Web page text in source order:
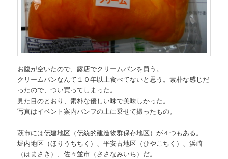
お腹が空いたので、露店でクリームパンを買う。
クリームパンなんて１０年以上食べてないと思う。素朴な感じだ
ったので、つい買ってしまった。
見た目のとおり、素朴な優しい味で美味しかった。
写真はイベント案内パンフの上に乗せて撮ったもの。
萩市には伝建地区（伝統的建造物群保存地区）が４つもある。
堀内地区（ほりうちちく）、平安古地区（ひやこちく）、浜崎
（はまさき）、佐々並市（ささなみいち）だ。